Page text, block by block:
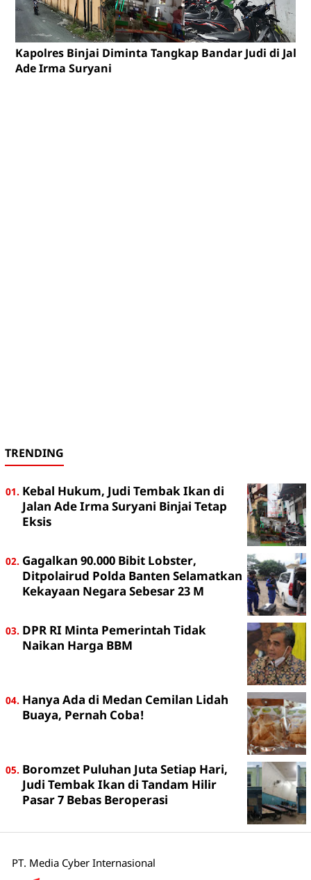
Kapolres Binjai Diminta Tangkap Bandar Judi di Jalan
Ade Irma Suryani
TRENDING
Kebal Hukum, Judi Tembak Ikan di
Jalan Ade Irma Suryani Binjai Tetap
Eksis
Gagalkan 90.000 Bibit Lobster,
Ditpolairud Polda Banten Selamatkan
Kekayaan Negara Sebesar 23 M
DPR RI Minta Pemerintah Tidak
Naikan Harga BBM
Hanya Ada di Medan Cemilan Lidah
Buaya, Pernah Coba!
Boromzet Puluhan Juta Setiap Hari,
Judi Tembak Ikan di Tandam Hilir
Pasar 7 Bebas Beroperasi
PT. Media Cyber Internasional